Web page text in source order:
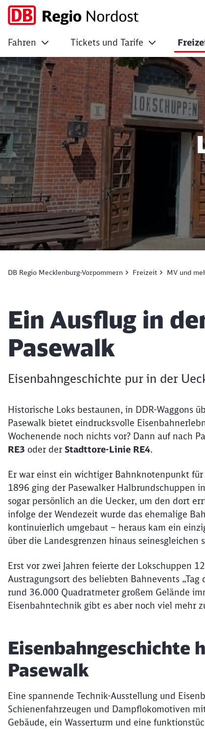
Ein Ausflug in
Fahren Tickets und Tarife
DB Regio Mecklenburg-Vorpommern Freizeit MV und
Artikel:
Ein Ausflug in
Pasewalk
Eisenbahngeschichte pur in der
Historische Loks bestaunen, in DDR-Waggons
Pasewalk bietet eindrucksvolle
Wochenende noch nichts vor? Dann auf nach
RE3 oder der Stadttore-Linie RE4.
Er war einst ein wichtiger Bahnknotenpunkt
1896 ging der Pasewalker Halbrundschuppen
sogar persönlich an die Uecker, um den dort
infolge der Wendezeit wurde das ehemalige
kontinuierlich umgebaut – heraus kam ein
über die Landesgrenzen hinaus seinesgleichen
Erst vor zwei Jahren feierte der Lokschuppen
Austragungsort des beliebten Bahnevents
rund 36.000 Quadratmeter großem Gelände
Eisenbahntechnik gibt es aber noch viel mehr
Eisenbahngeschichte
Pasewalk
Eine spannende Technik-Ausstellung und
Schienenfahrzeugen und Dampflokomotiven
Gebäude, ein Wasserturm und eine